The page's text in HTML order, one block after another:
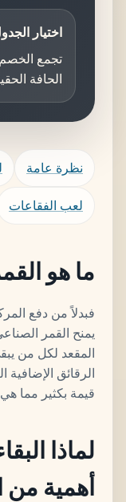
اختيار
تجمع
الحافة
نظرة عامة
لعب الفقاعات
ما هو
فبدلاً من دفع
يمنح القمر
المقعد لكل من
الرقائق
قيمة بكثير مما
لماذا
أهمية